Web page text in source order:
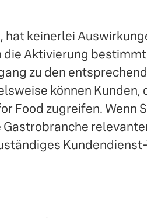
keinerlei
Aktivierung
zu den
können Kunden,
Food zugreifen. Wenn